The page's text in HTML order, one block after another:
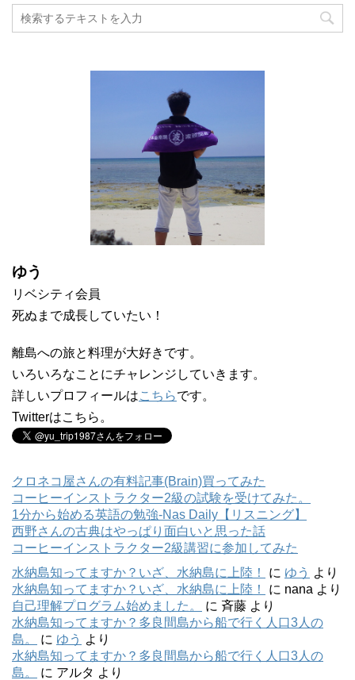
ゆう
リベシティ会員
死ぬまで成長していたい！
離島への旅と料理が大好きです。
いろいろなことにチャレンジしていきます。
詳しいプロフィールはこちらです。
Twitterはこちら。
クロネコ屋さんの有料記事(Brain)買ってみた
コーヒーインストラクター2級の試験を受けてみた。
1分から始める英語の勉強-Nas Daily【リスニング】
西野さんの古典はやっぱり面白いと思った話
コーヒーインストラクター2級講習に参加してみた
水納島知ってますか？いざ、水納島に上陸！
に ゆう より
水納島知ってますか？いざ、水納島に上陸！
に nana より
自己理解プログラム始めました。
に 斉藤 より
水納島知ってますか？多良間島から船で行く人口3人の
島。
に ゆう より
水納島知ってますか？多良間島から船で行く人口3人の
島。
に アルタ より